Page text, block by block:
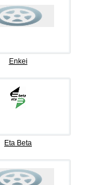
Enkei
Eta Beta